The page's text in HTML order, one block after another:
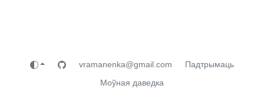
vramanenka@gmail.com
Падтрымаць
Моўная даведка